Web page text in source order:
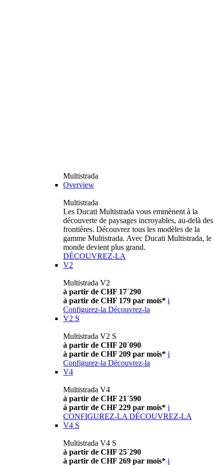
Multistrada
Overview
Multistrada
Les Ducati Multistrada vous emmènent à la
découverte de paysages incroyables, au-delà des
frontières. Découvrez tous les modèles de la
gamme Multistrada. Avec Ducati Multistrada, le
monde devient plus grand.
DÉCOUVREZ-LA
V2
Multistrada V2
à partir de CHF 17´290
à partir de CHF 179 par mois* i
Configurez-la Découvrez-la
V2 S
Multistrada V2 S
à partir de CHF 20´090
à partir de CHF 209 par mois* i
Configurez-la Découvrez-la
V4
Multistrada V4
à partir de CHF 21´590
à partir de CHF 229 par mois* i
CONFIGUREZ-LA DÉCOUVREZ-LA
V4 S
Multistrada V4 S
à partir de CHF 25´290
à partir de CHF 269 par mois* i